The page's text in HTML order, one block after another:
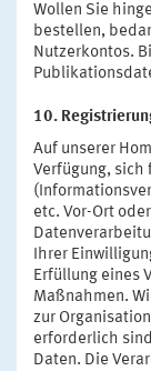
Wollen Sie
bestellen,
Nutzerkontos.
10.
Auf unserer
Verfügung, sich
etc. Vor-Ort
Ihrer
Erfüllung eines
Maßnahmen.
zur
erforderlich
Daten. Die